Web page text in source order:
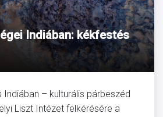
Indiában: kékfestés
– kulturális párbeszéd
Liszt Intézet felkérésére a